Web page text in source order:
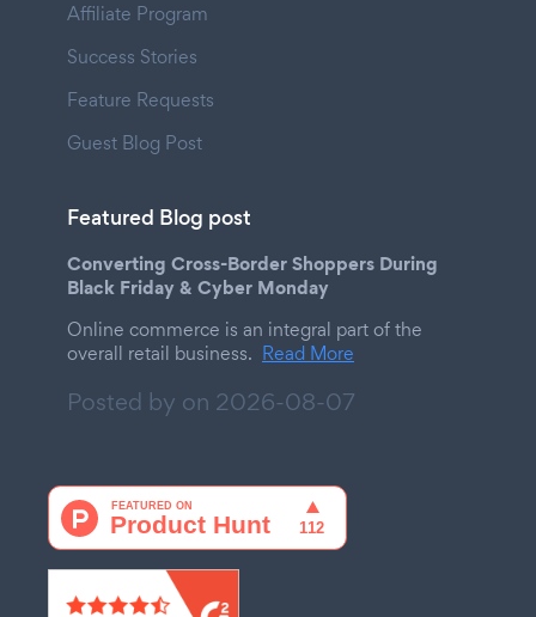
Affiliate Program
Success Stories
Feature Requests
Guest Blog Post
Featured Blog post
Converting Cross-Border Shoppers During
Black Friday & Cyber Monday
Online commerce is an integral part of the
overall retail business. Read More
Posted by on 2026-08-07